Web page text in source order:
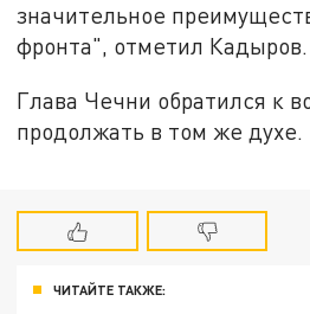
значительное
фронта", отметил Кадыров.
Глава Чечни обратился к
продолжать в том же духе.
ЧИТАЙТЕ ТАКЖЕ: